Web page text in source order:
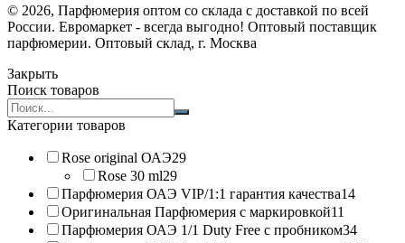
© 2026, Парфюмерия оптом со склада с доставкой по всей
России. Евромаркет - всегда выгодно! Оптовый поставщик
парфюмерии. Оптовый склад, г. Москва
Закрыть
Поиск товаров
Search
products:
Категории товаров
Rose original ОАЭ29
Rose 30 ml29
Парфюмерия ОАЭ VIP/1:1 гарантия качества14
Оригинальная Парфюмерия с маркировкой11
Парфюмерия ОАЭ 1/1 Duty Free с пробником34